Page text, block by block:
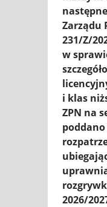
Zarządu
231/Z/
w
i klas
ZPN na
2026/